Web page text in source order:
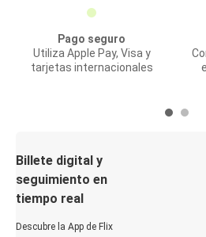
Pago seguro
Utiliza Apple Pay, Visa y
tarjetas internacionales
Billete digital y
seguimiento en
tiempo real
Descubre la App de Flix